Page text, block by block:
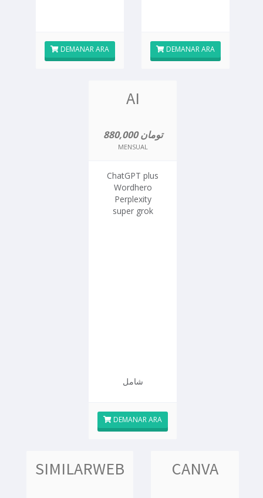
DEMANAR ARA DEMANAR ARA
AI
880,000 تومان
MENSUAL
ChatGPT plus
Wordhero
Perplexity
super grok
شامل
DEMANAR ARA
SIMILARWEB CANVA